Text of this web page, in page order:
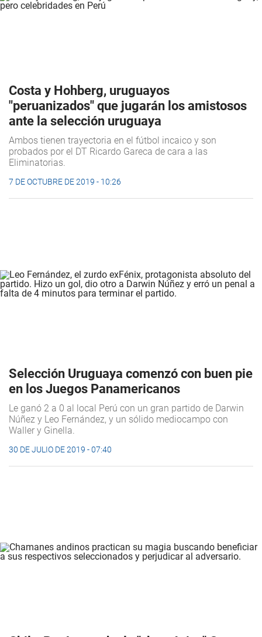
Costa y Hohberg, uruguayos
"peruanizados" que jugarán los amistosos
ante la selección uruguaya
Ambos tienen trayectoria en el fútbol incaico y son
probados por el DT Ricardo Gareca de cara a las
Eliminatorias.
7 DE OCTUBRE DE 2019 - 10:26
Selección Uruguaya comenzó con buen pie
en los Juegos Panamericanos
Le ganó 2 a 0 al local Perú con un gran partido de Darwin
Núñez y Leo Fernández, y un sólido mediocampo con
Waller y Ginella.
30 DE JULIO DE 2019 - 07:40